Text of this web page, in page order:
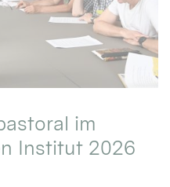
im
Institut 2026